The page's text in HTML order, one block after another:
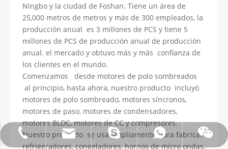
Ningbo y la ciudad de Foshan. Tiene un área de
25,000 metros de metros y más de 300 empleados, la
producción anual es 3 millones de PCS y tiene 5
millones de PCS de producción anual de producción
anual. el mercado y obtuvo más y más confianza de
los clientes en el mundo.
Comenzamos desde motores de polo sombreados
al principio, hasta ahora, nuestro producto incluyó
motores de polo sombreado, motores síncronos,
motores de paso, motores de condensadores,
motores BLDC, motores de CC y compresores.
Nuestro producto se usa ampliamente para fabricar
refrigeradores, congeladores, hornos de micro ondas,
Teléfono:0086 13808637315
Correo electrónico:james@hkritscher.com
Skype:whzggm
Whatsapp:+86 13808637315
Wechat: weiyu287